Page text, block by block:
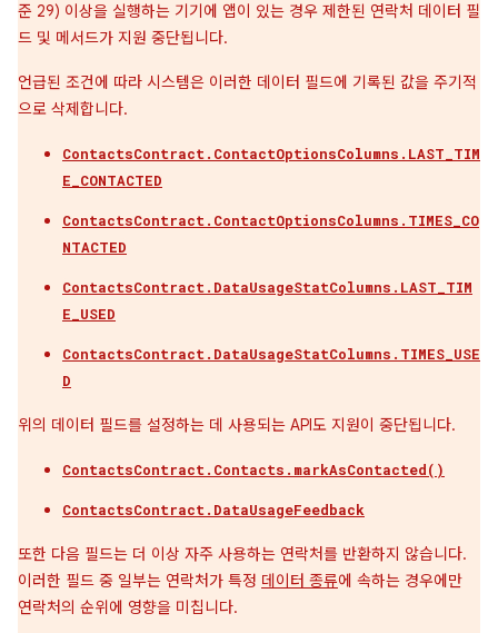
준 29) 이상을 실행하는 기기에 앱이 있는 경우 제한된 연락처 데이터 필
드 및 메서드가 지원 중단됩니다.
언급된 조건에 따라 시스템은 이러한 데이터 필드에 기록된 값을 주기적
으로 삭제합니다.
ContactsContract.ContactOptionsColumns.LAST_TIM
E_CONTACTED
ContactsContract.ContactOptionsColumns.TIMES_CO
NTACTED
ContactsContract.DataUsageStatColumns.LAST_TIM
E_USED
ContactsContract.DataUsageStatColumns.TIMES_USE
D
위의 데이터 필드를 설정하는 데 사용되는 API도 지원이 중단됩니다.
ContactsContract.Contacts.markAsContacted()
ContactsContract.DataUsageFeedback
또한 다음 필드는 더 이상 자주 사용하는 연락처를 반환하지 않습니다.
이러한 필드 중 일부는 연락처가 특정 데이터 종류에 속하는 경우에만
연락처의 순위에 영향을 미칩니다.